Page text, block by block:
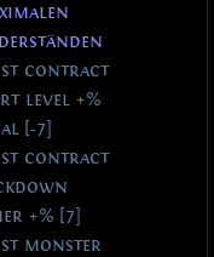
contract
level +%
[-7]
contract
+% [7]
monster